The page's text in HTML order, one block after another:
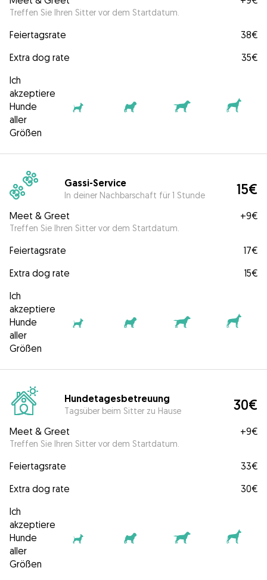
Treffen Sie Ihren Sitter vor dem Startdatum.
Feiertagsrate
38€
Extra dog rate
35€
Ich
akzeptiere
Hunde
aller
Größen
Gassi-Service
In deiner Nachbarschaft für 1 Stunde 15€
Meet & Greet
Treffen Sie Ihren Sitter vor dem Startdatum.
+9€
Feiertagsrate
17€
Extra dog rate
15€
Ich
akzeptiere
Hunde
aller
Größen
Hundetagesbetreuung
Tagsüber beim Sitter zu Hause 30€
Meet & Greet
Treffen Sie Ihren Sitter vor dem Startdatum.
+9€
Feiertagsrate
33€
Extra dog rate
30€
Ich
akzeptiere
Hunde
aller
Größen